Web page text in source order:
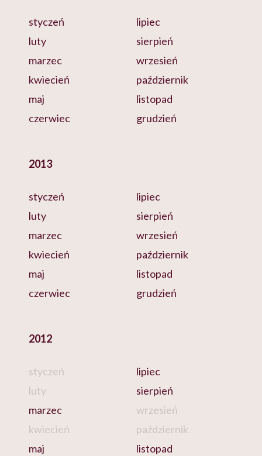
styczeń
luty
marzec
kwiecień
maj
czerwiec
lipiec
sierpień
wrzesień
październik
listopad
grudzień
2013
styczeń
luty
marzec
kwiecień
maj
czerwiec
lipiec
sierpień
wrzesień
październik
listopad
grudzień
2012
styczeń
luty
marzec
kwiecień
maj
lipiec
sierpień
wrzesień
październik
listopad